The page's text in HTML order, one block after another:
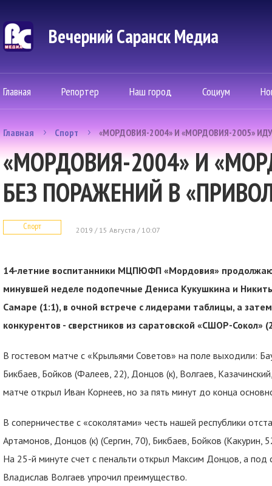
Вечерний Саранск Mедиа
Главная Репортер Наш город Социум
Главная Спорт «МОРДОВИЯ-2004» И «МОРДОВИЯ-2005»
«МОРДОВИЯ-2004» И
БЕЗ ПОРАЖЕНИЙ В
Спорт 2019 / 15 Августа / 10:07
14-летние воспитанники МЦПЮФП «Мордовия»
минувшей неделе подопечные Дениса Кукушкина и
Самаре (1:1), в очной встрече с лидерами таблицы, а
конкурентов - сверстников из саратовской «СШОР-Сокол»
В гостевом матче с «Крыльями Советов» на поле выходили:
Бикбаев, Бойков (Фалеев, 22), Донцов (к), Волгаев,
матче открыл Иван Корнеев, но за пять минут до конца
В соперничестве с «соколятами» честь нашей республики
Артамонов, Донцов (к) (Сергин, 70), Бикбаев, Бойков (Какурин,
На 25-й минуте счет с пенальти открыл Максим Донцов, а под
Владислав Волгаев упрочил преимущество.